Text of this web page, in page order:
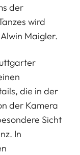
der
wird
Maigler.
die in der
der Kamera
Sicht
In